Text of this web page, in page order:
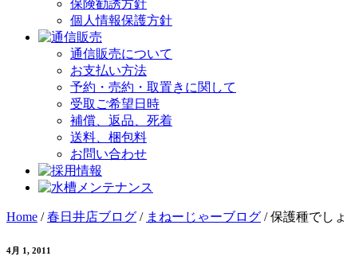
保険勧誘方針
個人情報保護方針
通信販売について
お支払い方法
予約・売約・取置きに関して
受取ご希望日時
補償、返品、死着
送料、梱包料
お問い合わせ
Home /春日井店ブログ / まねーじゃーブログ /保護種でし
4月 1, 2011